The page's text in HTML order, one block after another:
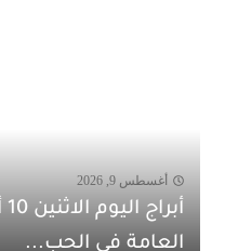
أغسطس 9, 2026
العامة في الحب...